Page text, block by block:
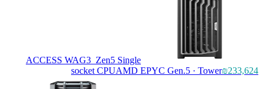
ACCESS WAG3_Zen5 Single
socket CPUAMD EPYC Gen.5 · Tower